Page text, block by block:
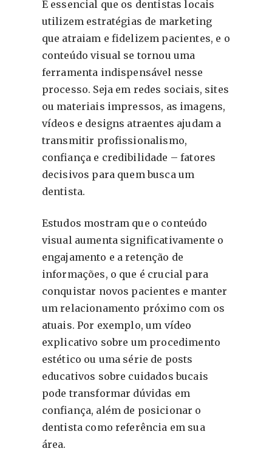
É essencial que os dentistas locais
utilizem estratégias de marketing
que atraiam e fidelizem pacientes, e o
conteúdo visual se tornou uma
ferramenta indispensável nesse
processo. Seja em redes sociais, sites
ou materiais impressos, as imagens,
vídeos e designs atraentes ajudam a
transmitir profissionalismo,
confiança e credibilidade – fatores
decisivos para quem busca um
dentista.
Estudos mostram que o conteúdo
visual aumenta significativamente o
engajamento e a retenção de
informações, o que é crucial para
conquistar novos pacientes e manter
um relacionamento próximo com os
atuais. Por exemplo, um vídeo
explicativo sobre um procedimento
estético ou uma série de posts
educativos sobre cuidados bucais
pode transformar dúvidas em
confiança, além de posicionar o
dentista como referência em sua
área.